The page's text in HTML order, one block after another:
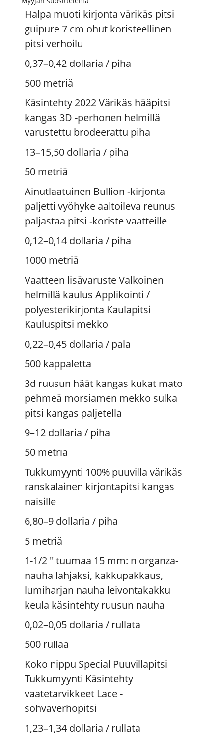
Halpa muoti kirjonta värikäs pitsi
guipure 7 cm ohut koristeellinen
pitsi verhoilu
0,37–0,42 dollaria / piha
500 metriä
Käsintehty 2022 Värikäs hääpitsi
kangas 3D -perhonen helmillä
varustettu brodeerattu piha
13–15,50 dollaria / piha
50 metriä
Ainutlaatuinen Bullion -kirjonta
paljetti vyöhyke aaltoileva reunus
paljastaa pitsi -koriste vaatteille
0,12–0,14 dollaria / piha
1000 metriä
Vaatteen lisävaruste Valkoinen
helmillä kaulus Applikointi /
polyesterikirjonta Kaulapitsi
Kauluspitsi mekko
0,22–0,45 dollaria / pala
500 kappaletta
3d ruusun häät kangas kukat mato
pehmeä morsiamen mekko sulka
pitsi kangas paljetella
9–12 dollaria / piha
50 metriä
Tukkumyynti 100% puuvilla värikäs
ranskalainen kirjontapitsi kangas
naisille
6,80–9 dollaria / piha
5 metriä
1-1/2 '' tuumaa 15 mm: n organza-
nauha lahjaksi, kakkupakkaus,
lumiharjan nauha leivontakakku
keula käsintehty ruusun nauha
0,02–0,05 dollaria / rullata
500 rullaa
Koko nippu Special Puuvillapitsi
Tukkumyynti Käsintehty
vaatetarvikkeet Lace -
sohvaverhopitsi
1,23–1,34 dollaria / rullata